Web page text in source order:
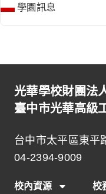
學園訊息
光華學校財團法
臺中市光華高級
台中市太平區東平
04-2394-9009
校內資源 校